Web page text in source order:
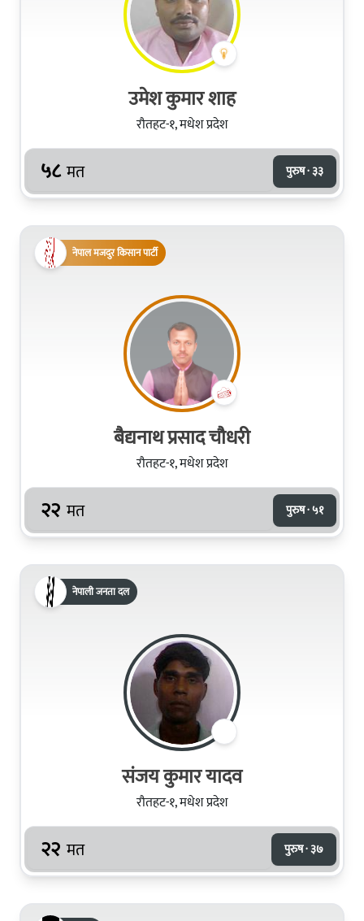
उमेश कुमार शाह
रौतहट-१, मधेश प्रदेश
५८ मत पुरुष · ३३
नेपाल मजदुर किसान पार्टी
बैद्यनाथ प्रसाद चौधरी
रौतहट-१, मधेश प्रदेश
२२ मत पुरुष · ५१
नेपाली जनता दल
संजय कुमार यादव
रौतहट-१, मधेश प्रदेश
२२ मत पुरुष · ३७